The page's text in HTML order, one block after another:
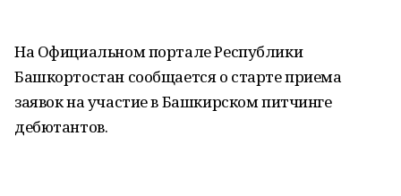
На Официальном портале Республики
Башкортостан сообщается о старте приема
заявок на участие в Башкирском питчинге
дебютантов.